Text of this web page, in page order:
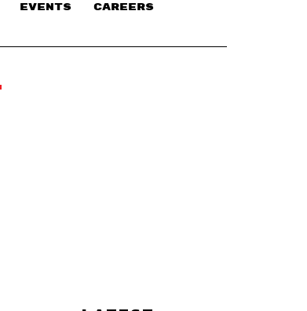
EVENTS CAREERS